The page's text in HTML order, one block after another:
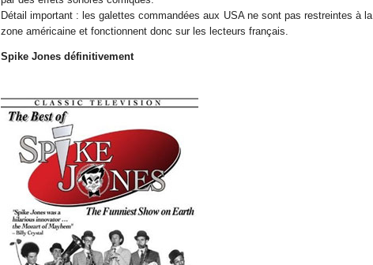
Détail important : les galettes commandées aux USA ne sont pas restreintes à la
zone américaine et fonctionnent donc sur les lecteurs français.
Spike Jones définitivement